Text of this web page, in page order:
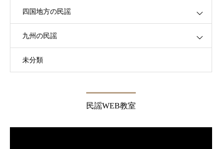
四国地方の民謡
九州の民謡
未分類
民謡WEB教室